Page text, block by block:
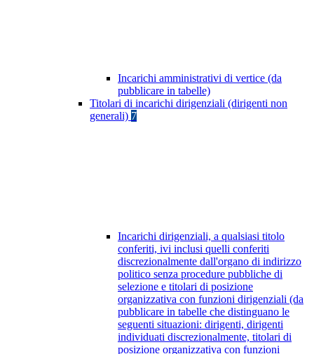
Incarichi amministrativi di vertice (da
pubblicare in tabelle)
Titolari di incarichi dirigenziali (dirigenti non
generali) 7
Incarichi dirigenziali, a qualsiasi titolo
conferiti, ivi inclusi quelli conferiti
discrezionalmente dall'organo di indirizzo
politico senza procedure pubbliche di
selezione e titolari di posizione
organizzativa con funzioni dirigenziali (da
pubblicare in tabelle che distinguano le
seguenti situazioni: dirigenti, dirigenti
individuati discrezionalmente, titolari di
posizione organizzativa con funzioni